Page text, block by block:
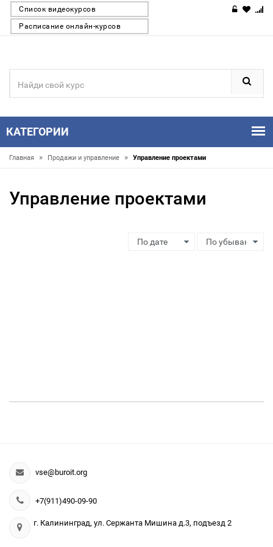
Список видеокурсов
Расписание онлайн-курсов
КАТЕГОРИИ
Главная » Продажи и управление » Управление проектами
Управление проектами
vse@buroit.org
+7(911)490-09-90
г. Калининград, ул. Сержанта Мишина д.3, подъезд 2